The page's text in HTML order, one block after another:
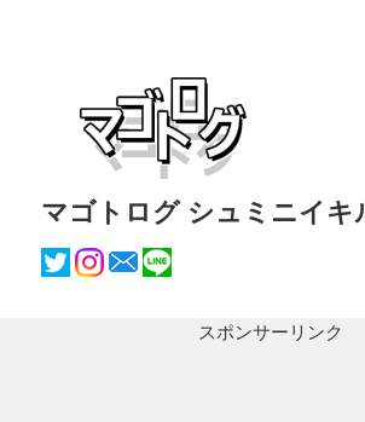
マゴトログ シュミニイキ
スポンサーリンク